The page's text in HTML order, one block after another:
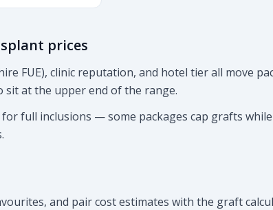
prices
FUE), clinic reputation, and hotel tier all move
sit at the upper end of the range.
full inclusions — some packages cap grafts
and pair cost estimates with the graft